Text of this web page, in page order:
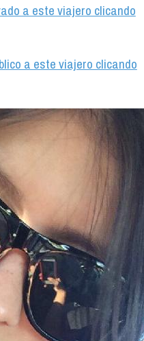
a este viajero clicando
a este viajero clicando